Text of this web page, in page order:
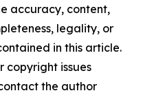
accuracy, content,
legality, or
in this article.
copyright issues
the author